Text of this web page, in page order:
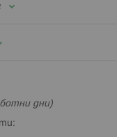
дни)